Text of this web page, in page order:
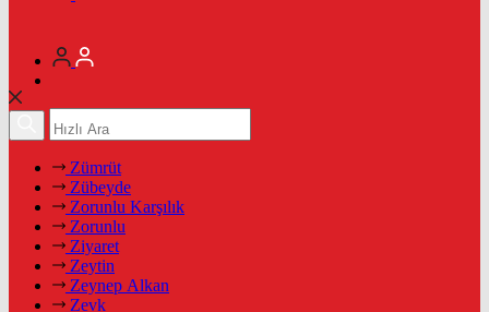
Zümrüt
Zübeyde
Zorunlu Karşılık
Zorunlu
Ziyaret
Zeytin
Zeynep Alkan
Zevk